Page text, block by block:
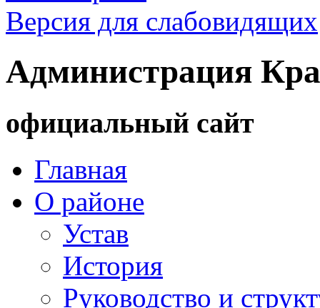
Версия для слабовидящих
Администрация
официальный сайт
Главная
О районе
Устав
История
Руководство и